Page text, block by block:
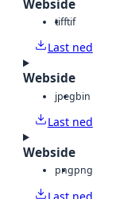
Webside
tifftif
Last ned
Webside
jpegbin
Last ned
Webside
pngpng
Last ned